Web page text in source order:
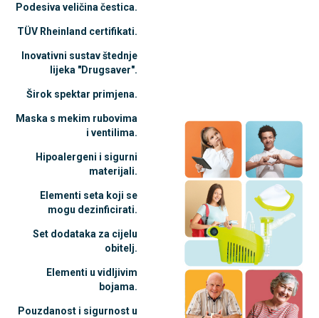
Podesiva veličina čestica.
TÜV Rheinland certifikati.
Inovativni sustav štednje
lijeka "Drugsaver".
Širok spektar primjena.
Maska s mekim rubovima
i ventilima.
Hipoalergeni i sigurni
materijali.
Elementi seta koji se
mogu dezinficirati.
Set dodataka za cijelu
obitelj.
Elementi u vidljivim
bojama.
Pouzdanost i sigurnost u